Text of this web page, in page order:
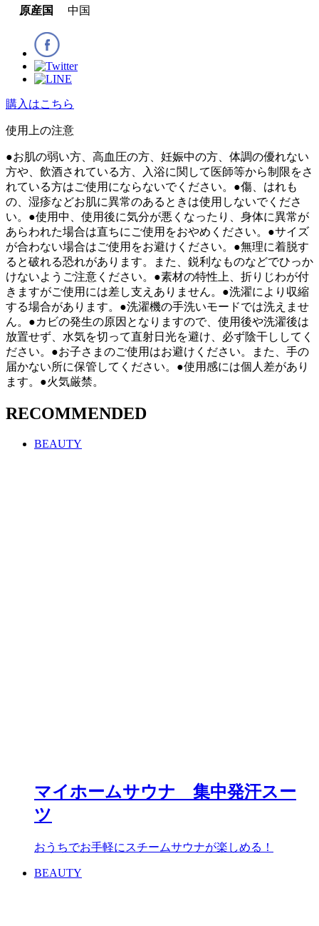
原産国
中国
購入はこちら
使⽤上の注意
●お肌の弱い方、高血圧の方、妊娠中の方、体調の優れない
方や、飲酒されている方、入浴に関して医師等から制限をさ
れている方はご使用にならないでください。●傷、はれも
の、湿疹などお肌に異常のあるときは使用しないでくださ
い。●使用中、使用後に気分が悪くなったり、身体に異常が
あらわれた場合は直ちにご使用をおやめください。●サイズ
が合わない場合はご使用をお避けください。●無理に着脱す
ると破れる恐れがあります。また、鋭利なものなどでひっか
けないようご注意ください。●素材の特性上、折りじわが付
きますがご使用には差し支えありません。●洗濯により収縮
する場合があります。●洗濯機の手洗いモードでは洗えませ
ん。●カビの発生の原因となりますので、使用後や洗濯後は
放置せず、水気を切って直射日光を避け、必ず陰干ししてく
ださい。●お子さまのご使用はお避けください。また、手の
届かない所に保管してください。●使用感には個人差があり
ます。●火気厳禁。
RECOMMENDED
BEAUTY
マイホームサウナ 集中発汗スー
ツ
おうちでお手軽にスチームサウナが楽しめる！
BEAUTY